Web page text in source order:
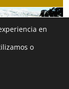
en
o